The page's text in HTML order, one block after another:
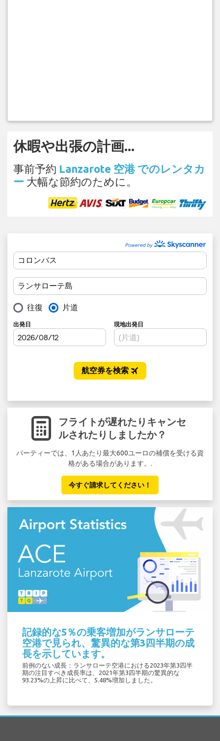
休暇や出張の計画...
事前予約 Lanzarote 空港 でのレンタカ
ー 大幅な節約のために。
フライトが遅れたりキャンセ
ルされたりしましたか？
パーティーでは、1人あたり最大600ユーロの補償を受ける資
格がある場合があります。.
今すぐ請求してください！
記録的な5％の乗客増加がランサローテ
空港で見られ、驚異的な第3四半期の成
長を示しています。
前例のない成長：ランサローテ空港における2023年第3四半
期の注目すべき成長率は、2021年第3四半期の驚異的な
93.23%の上昇に比べて、5.48%増加しました。